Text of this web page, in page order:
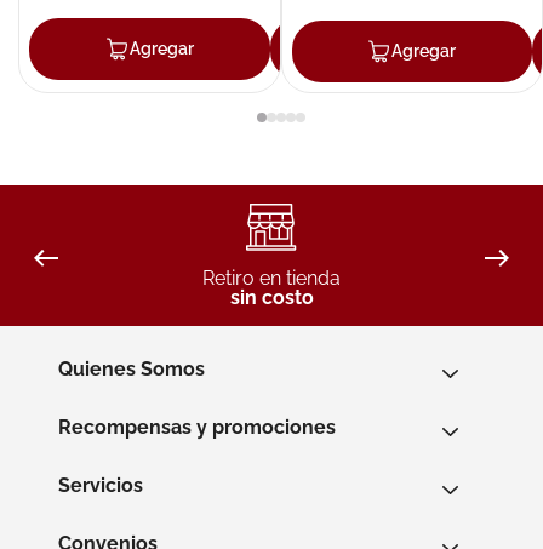
Agregar Agregar
Agregar
Retiro en tienda
sin costo
Quienes Somos
Recompensas y promociones
Servicios
Convenios